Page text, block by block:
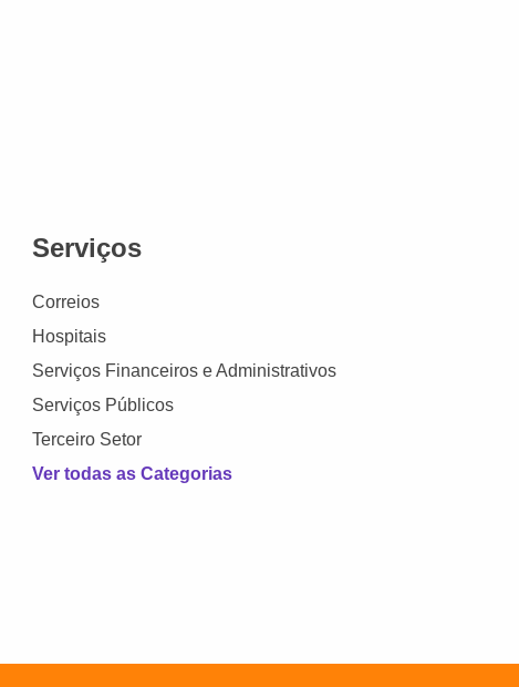
Serviços
Correios
Hospitais
Serviços Financeiros e Administrativos
Serviços Públicos
Terceiro Setor
Ver todas as Categorias